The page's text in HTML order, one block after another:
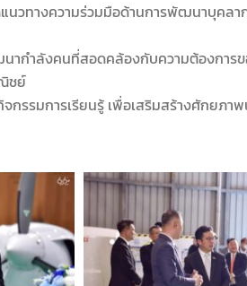
ความร่วมมือด้านการพัฒนาบุคลากร
งคนที่สอดคล้องกับความต้องการขอ
ชย์
การเรียนรู้ เพื่อเสริมสร้างศักยภาพนั